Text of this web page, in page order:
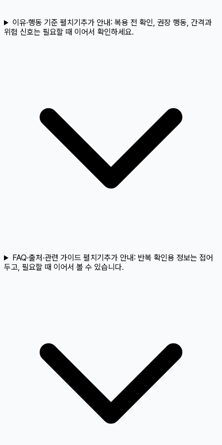
이유·행동 기준 펼치기추가 안내: 복용 전 확인, 권장 행동, 간격과
위험 신호는 필요할 때 이어서 확인하세요.
FAQ·출처·관련 가이드 펼치기추가 안내: 반복 확인용 정보는 접어
두고, 필요할 때 이어서 볼 수 있습니다.